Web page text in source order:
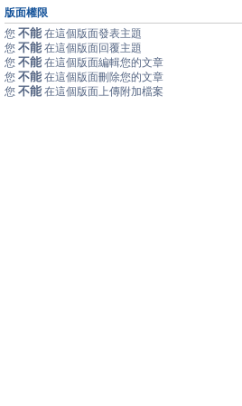
版面權限
您 不能 在這個版面發表主題
您 不能 在這個版面回覆主題
您 不能 在這個版面編輯您的文章
您 不能 在這個版面刪除您的文章
您 不能 在這個版面上傳附加檔案